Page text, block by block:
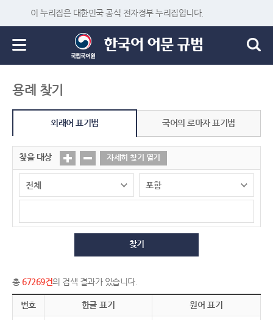
이 누리집은 대한민국 공식 전자정부 누리집입니다.
용례 찾기
외래어 표기법 국어의 로마자 표기법
찾을 대상 자세히 찾기 열기
찾기
총 67269건의 검색 결과가 있습니다.
번호 한글 표기 원어 표기